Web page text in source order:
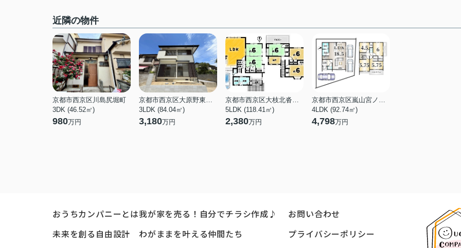
近隣の物件
京都市西京区川島尻堀町
3DK (46.52㎡)
980万円
京都市西京区大原野東境谷町３丁目
3LDK (84.04㎡)
3,180万円
京都市西京区大枝北沓掛町３丁目
5LDK (118.41㎡)
2,380万円
京都市西京区嵐山宮ノ北町
4LDK (92.74㎡)
4,798万円
おうちカンパニーとは
未来を創る自由設計
我が家を売る！自分でチラシ作成♪
わがままを叶える仲間たち
お問い合わせ
プライバシーポリシー